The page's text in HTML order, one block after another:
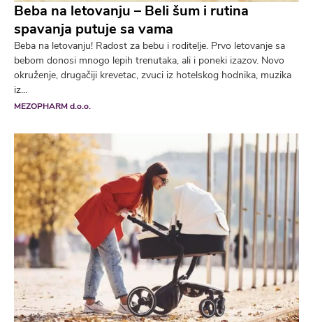
Beba na letovanju – Beli šum i rutina
spavanja putuje sa vama
Beba na letovanju! Radost za bebu i roditelje. Prvo letovanje sa
bebom donosi mnogo lepih trenutaka, ali i poneki izazov. Novo
okruženje, drugačiji krevetac, zvuci iz hotelskog hodnika, muzika
iz...
MEZOPHARM d.o.o.